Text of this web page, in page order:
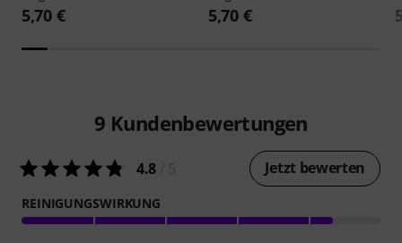
5,70 € 5,70 €
9 Kundenbewertungen
4.8 Jetzt bewerten
REINIGUNGSWIRKUNG